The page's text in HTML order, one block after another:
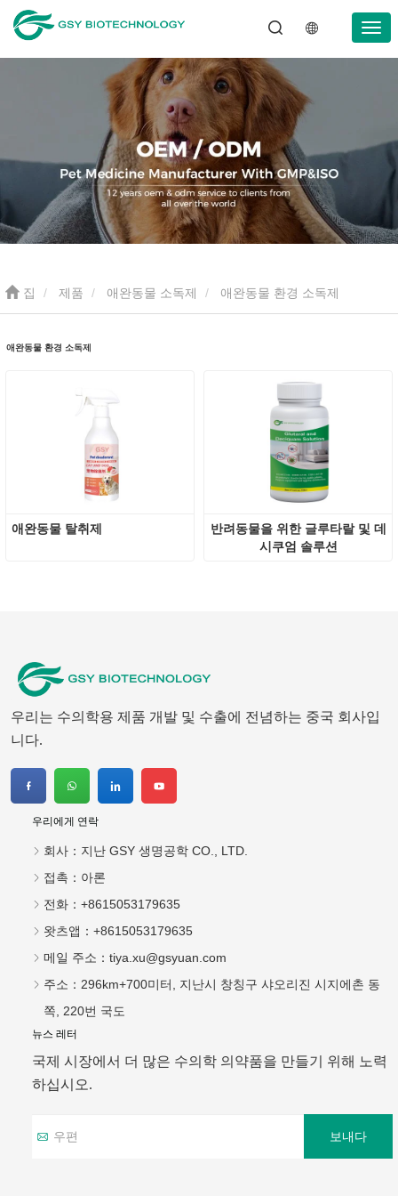
집 제품 애완동물 소독제 애완동물 환경 소독제
애완동물 환경 소독제
애완동물 탈취제
반려동물을 위한 글루타랄 및 데
시쿠엄 솔루션
우리는 수의학용 제품 개발 및 수출에 전념하는 중국 회사입
니다.
우리에게 연락
회사： 지난 GSY 생명공학 CO., LTD.
접촉： 아론
전화： +8615053179635
왓츠앱： +8615053179635
메일 주소： tiya.xu@gsyuan.com
주소： 296km+700미터, 지난시 창칭구 샤오리진 시지에촌 동
쪽, 220번 국도
뉴스 레터
국제 시장에서 더 많은 수의학 의약품을 만들기 위해 노력
하십시오.
보내다